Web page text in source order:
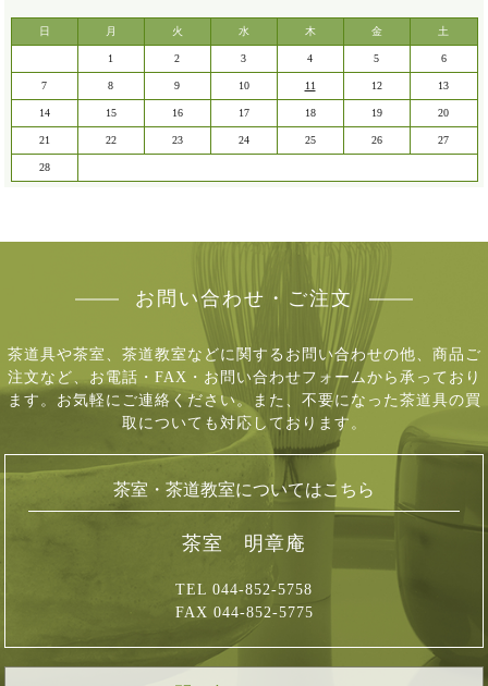
日 月 火 水 木 金 土
1 2 3 4 5 6
7 8 9 10 11 12 13
14 15 16 17 18 19 20
21 22 23 24 25 26 27
28
お問い合わせ・ご注文
茶道具や茶室、茶道教室などに関するお問い合わせの他、商品ご
注文など、 お電話・FAX・お問い合わせフォームから承っており
ます。お気軽にご連絡ください。 また、不要になった茶道具の買
取についても対応しております。
茶室・茶道教室についてはこちら
茶室 明章庵
TEL 044-852-5758
FAX 044-852-5775